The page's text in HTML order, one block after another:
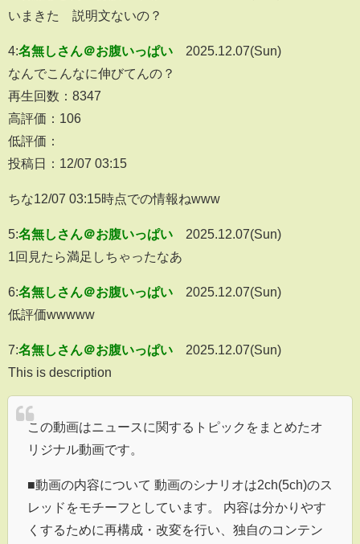
いまきた 説明文ないの？
4:名無しさん＠お腹いっぱい
2025.12.07(Sun)
なんでこんなに伸びてんの？
再生回数：8347
高評価：106
低評価：
投稿日：12/07 03:15
ちな12/07 03:15時点での情報ねwww
5:名無しさん＠お腹いっぱい
2025.12.07(Sun)
1回見たら満足しちゃったなあ
6:名無しさん＠お腹いっぱい
2025.12.07(Sun)
低評価wwwww
7:名無しさん＠お腹いっぱい
2025.12.07(Sun)
This is description
この動画はニュースに関するトピックをまとめたオ
リジナル動画です。
■動画の内容について 動画のシナリオは2ch(5ch)のス
レッドをモチーフとしています。 内容は分かりやす
くするために再構成・改変を行い、独自のコンテン